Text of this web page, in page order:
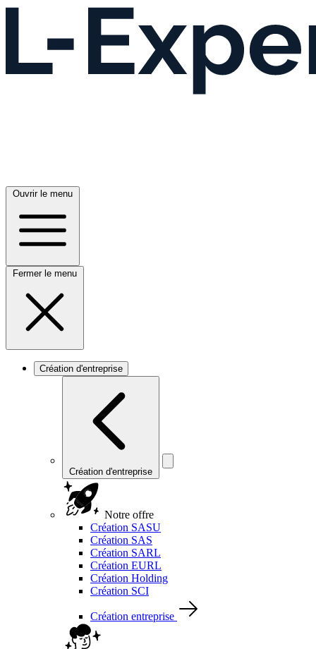
Ouvrir le menu
Fermer le menu
Création d'entreprise
Création d'entreprise
Notre offre
Création SASU
Création SAS
Création SARL
Création EURL
Création Holding
Création SCI
Création entreprise